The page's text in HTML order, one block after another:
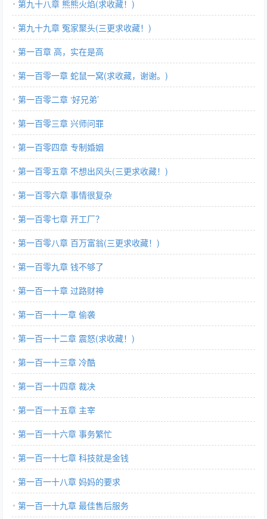
第九十八章 熊熊火焰(求收藏！)
第九十九章 冤家聚头(三更求收藏！)
第一百章 高，实在是高
第一百零一章 蛇鼠一窝(求收藏，谢谢。)
第一百零二章 ‘好兄弟’
第一百零三章 兴师问罪
第一百零四章 专制婚姻
第一百零五章 不想出风头(三更求收藏！)
第一百零六章 事情很复杂
第一百零七章 开工厂？
第一百零八章 百万富翁(三更求收藏！)
第一百零九章 钱不够了
第一百一十章 过路财神
第一百一十一章 偷袭
第一百一十二章 震怒(求收藏！)
第一百一十三章 冷酷
第一百一十四章 裁决
第一百一十五章 主宰
第一百一十六章 事务繁忙
第一百一十七章 科技就是金钱
第一百一十八章 妈妈的要求
第一百一十九章 最佳售后服务